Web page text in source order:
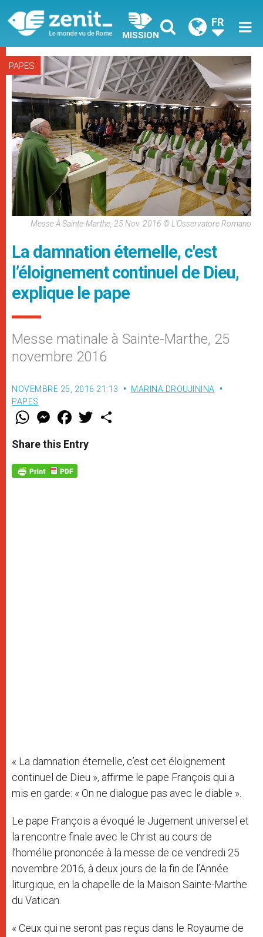
MISSION
FR
PAPES
Messe À Sainte-Marthe, 25 Nov. 2016 © L'Osservatore Romano
La damnation éternelle, c'est
l’éloignement continuel de Dieu,
explique le pape
Messe matinale à Sainte-Marthe, 25
novembre 2016
NOVEMBRE 25, 2016 21:13
MARINA DROUJININA
PAPES
W
t
s
p
p
M
e
s
e
g
e
F
a
e
b
o
k
w
Share this Entry
« La damnation éternelle, c’est cet éloignement
continuel de Dieu », affirme le pape François qui a
mis en garde: « On ne dialogue pas avec le diable ».
Le pape François a évoqué le Jugement universel et
la rencontre finale avec le Christ au cours de
l’homélie prononcée à la messe de ce vendredi 25
novembre 2016, à deux jours de la fin de l’Année
liturgique, en la chapelle de la Maison Sainte-Marthe
du Vatican.
« Ceux qui ne seront pas reçus dans le Royaume de